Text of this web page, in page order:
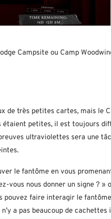
Campsite ou Camp
de très petites cartes, mais le
étaient petites, il est toujours
ultraviolettes sera une
le fantôme en vous
vous nous donner un signe ? »
faire interagir le
a pas beaucoup de